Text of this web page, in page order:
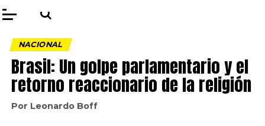
NACIONAL
Brasil: Un golpe parlamentario y el
retorno reaccionario de la religión
Por Leonardo Boff